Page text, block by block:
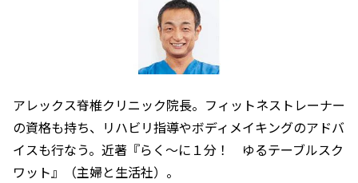
アレックス脊椎クリニック院長。フィットネストレーナー
の資格も持ち、リハビリ指導やボディメイキングのアドバ
イスも行なう。近著『らく～に１分！ ゆるテーブルスク
ワット』（主婦と生活社）。